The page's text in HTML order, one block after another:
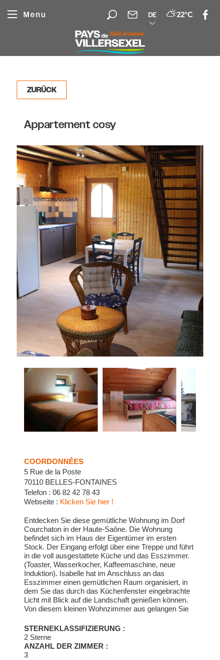
Menu DE 22°C
ZURÜCK
Appartement cosy
COORDONNÉES
5 Rue de la Poste
70110 BELLES-FONTAINES
Telefon : 06 82 42 78 43
Webseite : Klicken Sie hier !
Entdecken Sie diese gemütliche Wohnung im Dorf
Courchaton in der Haute-Saône. Die Wohnung
befindet sich im Haus der Eigentümer im ersten
Stock. Der Eingang erfolgt über eine Treppe und führt
in die voll ausgestattete Küche und das Esszimmer.
(Toaster, Wasserkocher, Kaffeemaschine, neue
Induktion). Isabelle hat im Anschluss an das
Esszimmer einen gemütlichen Raum organisiert, in
dem Sie das durch das Küchenfenster eingebrachte
Licht mit Blick auf die Landschaft genießen können.
Von diesem kleinen Wohnzimmer aus gelangen Sie
Badezimmer und einem separaten WC bestehen. Die
Schlafplätze befinden sich im zweiten Stock. Der
Zugang erfolgt über eine Treppe, die in das
Wohnzimmer der Wohnung führt. Ideal für Momente
STERNEKLASSIFIZIERUNG :
2 Sterne
ANZAHL DER ZIMMER :
3